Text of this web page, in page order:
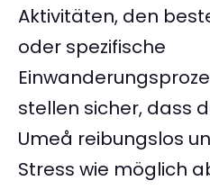
Aktivitäten, den
oder spezifische
stellen sicher, dass
Umeå reibungslos
Stress wie möglich